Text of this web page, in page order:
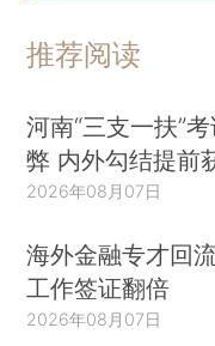
推荐阅读
河南“三支一扶”
弊 内外勾结提前
2026年08月07日
海外金融专才回
工作签证翻倍
2026年08月07日